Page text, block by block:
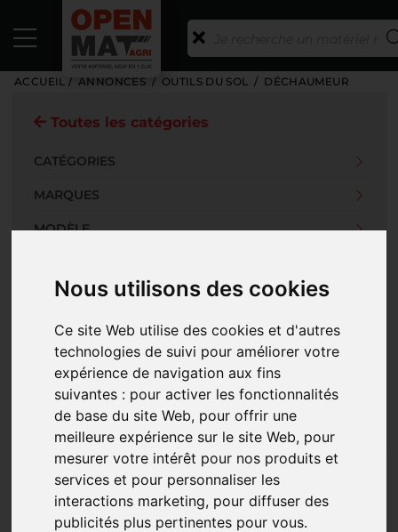
Nous utilisons des cookies
Ce site Web utilise des cookies et d'autres
technologies de suivi pour améliorer votre
expérience de navigation aux fins
suivantes : pour activer les fonctionnalités
de base du site Web, pour offrir une
meilleure expérience sur le site Web, pour
mesurer votre intérêt pour nos produits et
services et pour personnaliser les
interactions marketing, pour diffuser des
publicités plus pertinentes pour vous.
ACCUEIL /ANNONCES/ OUTILS DU SOL / DÉCHAUMEUR
Toutes les catégories
CATÉGORIES
MARQUES
MODÈLE
PRIX
TYPE D'ANNONCE
PHOTOS
DÉCHAUMEUR
Créer une alerte
13 annonces